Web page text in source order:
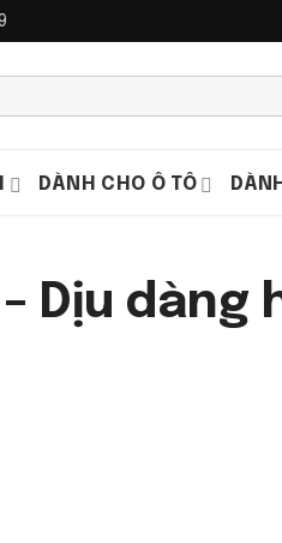
DÀNH CHO Ô TÔ
Dịu dàng